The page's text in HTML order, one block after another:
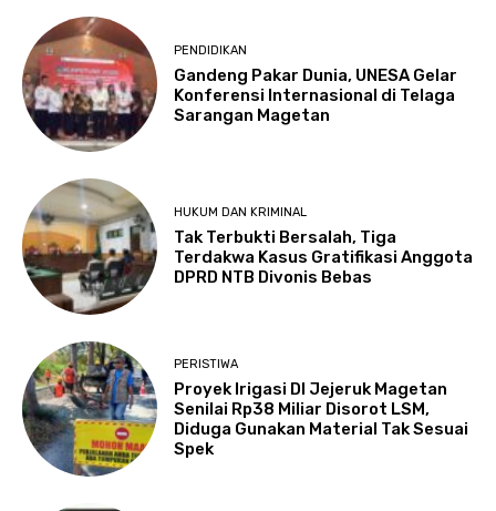
PENDIDIKAN
Gandeng Pakar Dunia, UNESA Gelar
Konferensi Internasional di Telaga
Sarangan Magetan
HUKUM DAN KRIMINAL
Tak Terbukti Bersalah, Tiga
Terdakwa Kasus Gratifikasi Anggota
DPRD NTB Divonis Bebas
PERISTIWA
Proyek Irigasi DI Jejeruk Magetan
Senilai Rp38 Miliar Disorot LSM,
Diduga Gunakan Material Tak Sesuai
Spek